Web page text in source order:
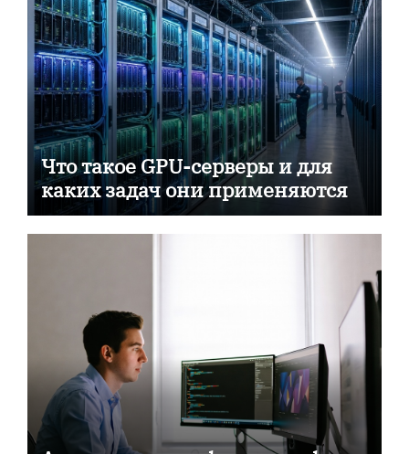
Что такое GPU-серверы и для
каких задач они применяются